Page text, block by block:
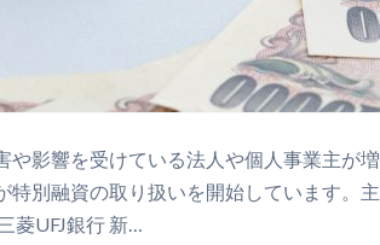
影響を受けている法人や個人事業主が増
特別融資の取り扱いを開始しています。主
菱UFJ銀行 新…